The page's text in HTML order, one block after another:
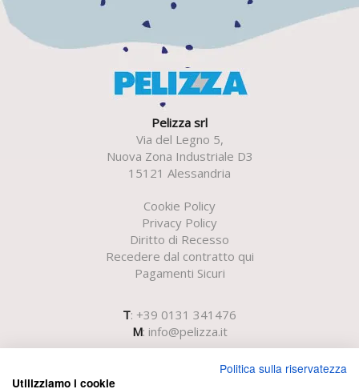
Pelizza srl
Via del Legno 5,
Nuova Zona Industriale D3
15121 Alessandria
Cookie Policy
Privacy Policy
Diritto di Recesso
Recedere dal contratto qui
Pagamenti Sicuri
T: +39 0131 341476
M: info@pelizza.it
Politica sulla riservatezza
Utilizziamo i cookie